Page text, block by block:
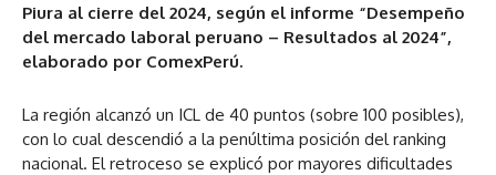
Piura al cierre del 2024, según el informe “Desempeño
del mercado laboral peruano – Resultados al 2024”,
elaborado por ComexPerú.
La región alcanzó un ICL de 40 puntos (sobre 100 posibles),
con lo cual descendió a la penúltima posición del ranking
nacional. El retroceso se explicó por mayores dificultades